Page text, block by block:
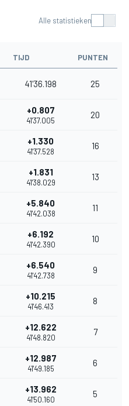
Alle statistieken
TIJD PUNTEN
41'36.198 25
+0.807
41'37.005
20
+1.330
41'37.528
16
+1.831
41'38.029
13
+5.840
41'42.038
11
+6.192
41'42.390
10
+6.540
41'42.738
9
+10.215
41'46.413
8
+12.622
41'48.820
7
+12.987
41'49.185
6
+13.962
41'50.160
5